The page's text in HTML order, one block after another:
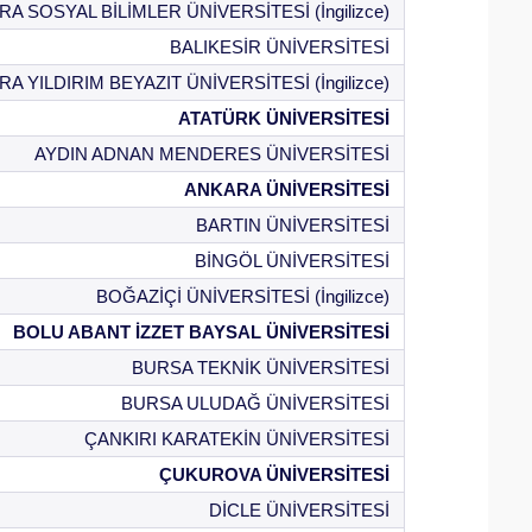
SOSYAL BİLİMLER ÜNİVERSİTESİ (İngilizce)
BALIKESİR ÜNİVERSİTESİ
YILDIRIM BEYAZIT ÜNİVERSİTESİ (İngilizce)
ATATÜRK ÜNİVERSİTESİ
AYDIN ADNAN MENDERES ÜNİVERSİTESİ
ANKARA ÜNİVERSİTESİ
BARTIN ÜNİVERSİTESİ
BİNGÖL ÜNİVERSİTESİ
BOĞAZİÇİ ÜNİVERSİTESİ (İngilizce)
BOLU ABANT İZZET BAYSAL ÜNİVERSİTESİ
BURSA TEKNİK ÜNİVERSİTESİ
BURSA ULUDAĞ ÜNİVERSİTESİ
ÇANKIRI KARATEKİN ÜNİVERSİTESİ
ÇUKUROVA ÜNİVERSİTESİ
DİCLE ÜNİVERSİTESİ